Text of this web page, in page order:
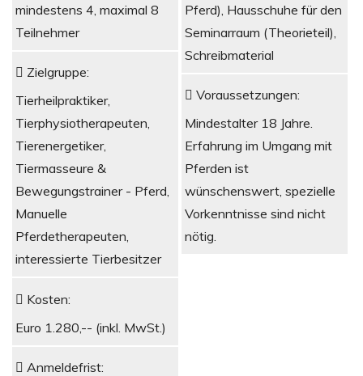
mindestens 4, maximal 8
Teilnehmer
Zielgruppe:
Tierheilpraktiker,
Tierphysiotherapeuten,
Tierenergetiker,
Tiermasseure &
Bewegungstrainer - Pferd,
Manuelle
Pferdetherapeuten,
interessierte Tierbesitzer
Kosten:
Euro 1.280,-- (inkl. MwSt.)
Anmeldefrist:
Pferd), Hausschuhe für den
Seminarraum (Theorieteil),
Schreibmaterial
Voraussetzungen:
Mindestalter 18 Jahre.
Erfahrung im Umgang mit
Pferden ist
wünschenswert, spezielle
Vorkenntnisse sind nicht
nötig.